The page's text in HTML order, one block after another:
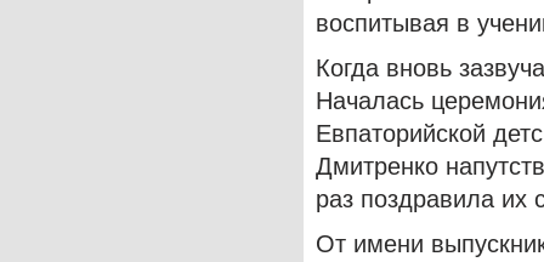
воспитывая в
Когда вновь
Началась
Евпаторийской
Дмитренко
раз поздравила
От имени